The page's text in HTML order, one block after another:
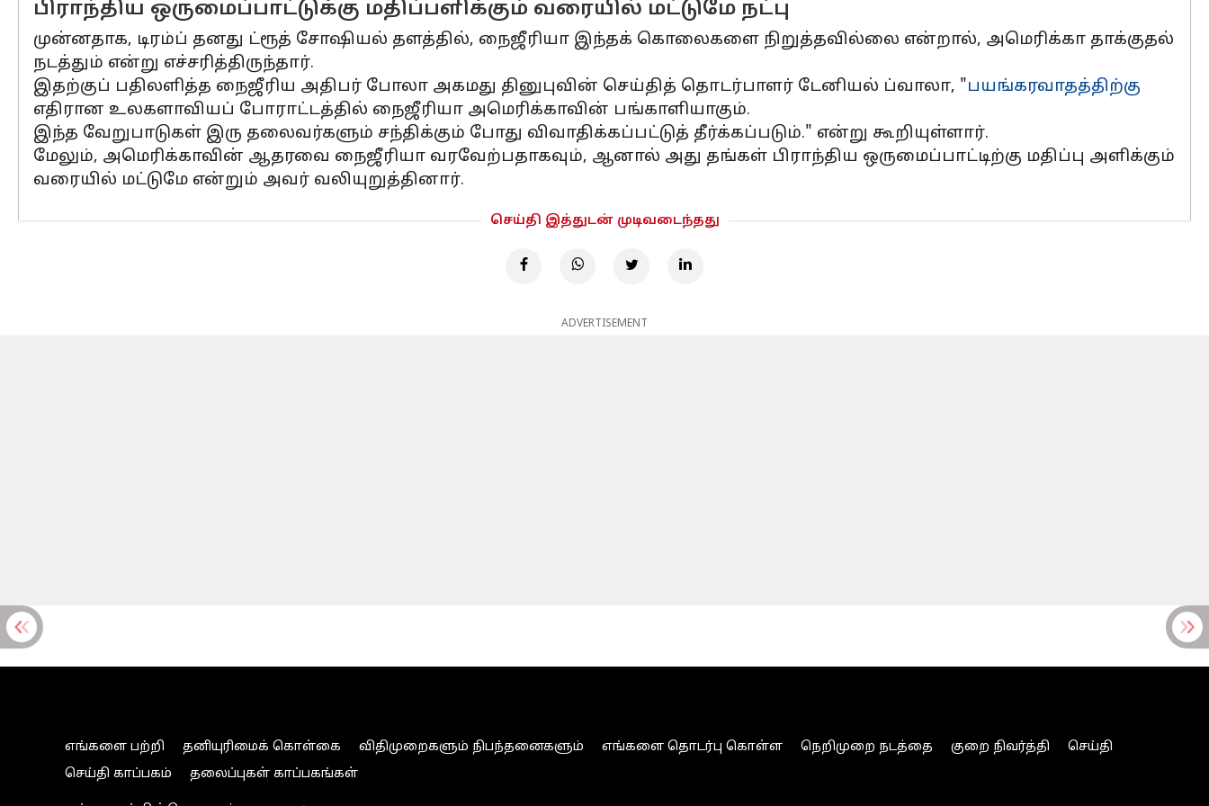
பிராந்திய ஒருமைப்பாட்டுக்கு மதிப்பளிக்கும் வரையில் மட்டுமே நட்பு
முன்னதாக, டிரம்ப் தனது ட்ரூத் சோஷியல் தளத்தில், நைஜீரியா இந்தக் கொலைகளை நிறுத்தவில்லை என்றால், அமெரிக்கா தாக்குதல்
நடத்தும் என்று எச்சரித்திருந்தார்.
இதற்குப் பதிலளித்த நைஜீரிய அதிபர் போலா அகமது தினுபுவின் செய்தித் தொடர்பாளர் டேனியல் ப்வாலா, "பயங்கரவாதத்திற்கு
எதிரான உலகளாவியப் போராட்டத்தில் நைஜீரியா அமெரிக்காவின் பங்காளியாகும்.
இந்த வேறுபாடுகள் இரு தலைவர்களும் சந்திக்கும் போது விவாதிக்கப்பட்டுத் தீர்க்கப்படும்." என்று கூறியுள்ளார்.
மேலும், அமெரிக்காவின் ஆதரவை நைஜீரியா வரவேற்பதாகவும், ஆனால் அது தங்கள் பிராந்திய ஒருமைப்பாட்டிற்கு மதிப்பு அளிக்கும்
வரையில் மட்டுமே என்றும் அவர் வலியுறுத்தினார்.
செய்தி இத்துடன் முடிவடைந்தது
ADVERTISEMENT
எங்களை பற்றி தனியுரிமைக் கொள்கை விதிமுறைகளும் நிபந்தனைகளும் எங்களை தொடர்பு கொள்ள நெறிமுறை நடத்தை குறை நிவர்த்தி
செய்தி
செய்தி காப்பகம்
தலைப்புகள் காப்பகங்கள்